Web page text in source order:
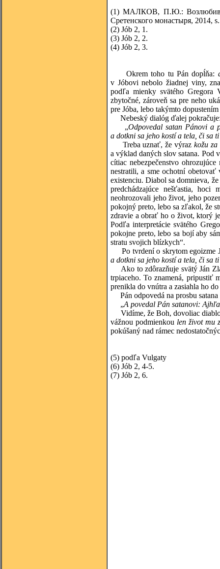
(1)МАЛКОВ, П.Ю.:
Сретенского монастыря, 2014,
(2) Jób 2, 1.
(3) Jób 2, 2.
(4) Jób 2, 3.
Okrem toho tu Pán dopĺňa:
v Jóbovi nebolo žiadnej viny,
podľa mienky svätého Gregora
zbytočné, zároveň sa pre neho
pre Jóba, lebo takýmto
Nebeský dialóg ďalej
„Odpovedal satan Pánovi a
a dotkni sa jeho kostí a tela, či sa
Treba uznať, že výrazkožu za
a výklad daných slov satana. Pod
cítiac nebezpečenstvo
nestratili, a sme ochotní obetovať
existenciu. Diabol sa domnieva,
predchádzajúce nešťastia,
neohrozovali jeho život, jeho
pokojný preto, lebo sa zľakol, že
zdravie a obrať ho o život, ktorý
Podľa interpretácie svätého
pokojne preto, lebo sa bojí aby
stratu svojich blízkych“.
Po tvrdení o skrytom egoizme
a dotkni sa jeho kostí a tela, či sa
Ako to zdôrazňuje svätý Ján
trpiaceho. To znamená, pripustiť
prenikla do vnútra a zasiahla ho
Pán odpovedá na prosbu
„A povedal Pán satanovi:
Vidíme, že Boh, dovoliac
vážnou podmienkou len život mu
pokúšaný nad rámec
(5) podľa Vulgaty
(6) Jób 2, 4-5.
(7) Jób 2, 6.